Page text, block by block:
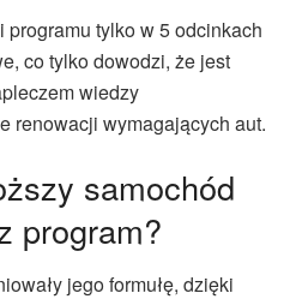
tylko w 5 odcinkach
co tylko dowodzi, że jest
wiedzy
renowacji wymagających aut.
samochód
program?
jego formułę, dzięki